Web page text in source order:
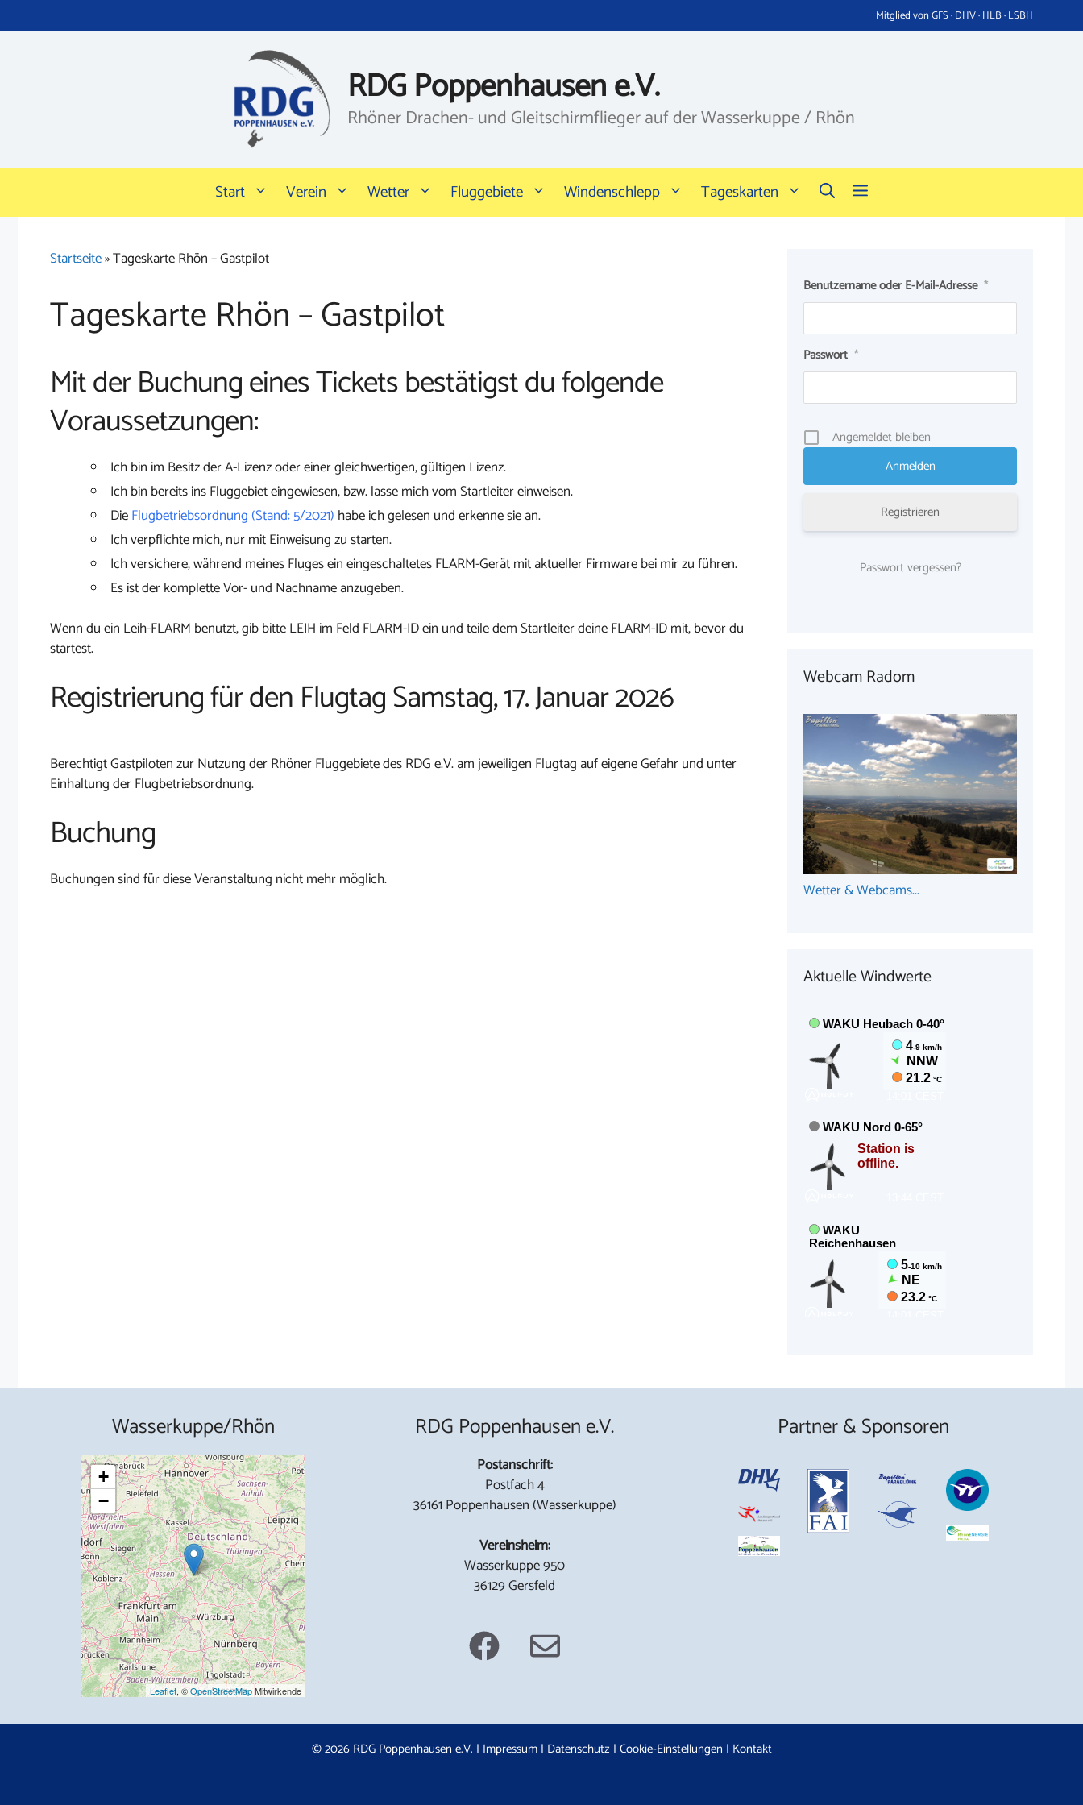
Inhalt
Mitglied von GFS · DHV · HLB · LSBH
RDG Poppenhausen e.V.
Rhöner Drachen- und Gleitschirmflieger auf der Wasserkuppe / Rhön
Start Verein Wetter Fluggebiete Windenschlepp Tageskarten
Startseite»Tageskarte Rhön – Gastpilot
Tageskarte Rhön – Gastpilot
Mit der Buchung eines Tickets bestätigst du folgende
Voraussetzungen:
Ich bin im Besitz der A-Lizenz oder einer gleichwertigen, gültigen Lizenz.
Ich bin bereits ins Fluggebiet eingewiesen, bzw. lasse mich vom Startleiter einweisen.
DieFlugbetriebsordnung (Stand: 5/2021) habe ich gelesen und erkenne sie an.
Ich verpflichte mich, nur mit Einweisung zu starten.
Ich versichere, während meines Fluges ein eingeschaltetes FLARM-Gerät mit aktueller Firmware bei mir zu führen.
Es ist der komplette Vor- und Nachname anzugeben.
Wenn du ein Leih-FLARM benutzt, gib bitte LEIH im Feld FLARM-ID ein und teile dem Startleiter deine FLARM-ID mit, bevor du
startest.
Registrierung für den Flugtag Samstag, 17. Januar 2026
Berechtigt Gastpiloten zur Nutzung der Rhöner Fluggebiete des RDG e.V. am jeweiligen Flugtag auf eigene Gefahr und unter
Einhaltung der Flugbetriebsordnung.
Buchung
Buchungen sind für diese Veranstaltung nicht mehr möglich.
Benutzername oder E-Mail-Adresse *
Passwort *
Angemeldet bleiben
Registrieren
Passwort vergessen?
Webcam Radom
Wetter & Webcams...
Aktuelle Windwerte
Wasserkuppe/Rhön
+
−
Leaflet, ©OpenStreetMapMitwirkende
RDG Poppenhausen e.V.
Postanschrift:
Postfach 4
36161 Poppenhausen (Wasserkuppe)
Vereinsheim:
Wasserkuppe 950
36129 Gersfeld
Partner & Sponsoren
© 2026 RDG Poppenhausen e.V. | Impressum| Datenschutz | Cookie-Einstellungen | Kontakt